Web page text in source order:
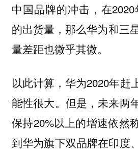
中国品牌的冲击，在
的出货量，那么华为和三
量差距也微乎其微。
以此计算，华为2020年赶
能性很大。但是，未来两
保持20%以上的增速依然
到华为旗下双品牌在印度